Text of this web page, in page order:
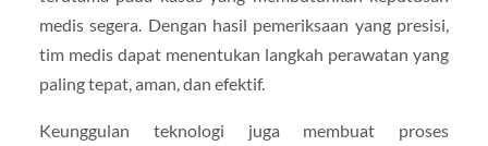
medis segera. Dengan hasil pemeriksaan yang presisi,
tim medis dapat menentukan langkah perawatan yang
paling tepat, aman, dan efektif.
Keunggulan teknologi juga membuat proses